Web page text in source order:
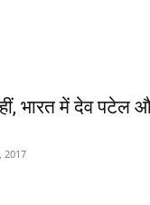
भारत में देव पटेल
2017